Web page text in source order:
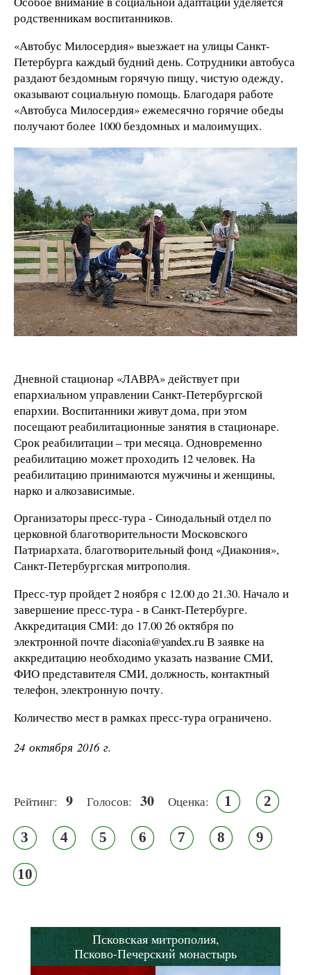
родственникам воспитанников.
«Автобус Милосердия» выезжает на улицы Санкт-
Петербурга каждый будний день. Сотрудники автобуса
раздают бездомным горячую пищу, чистую одежду,
оказывают социальную помощь. Благодаря работе
«Автобуса Милосердия» ежемесячно горячие обеды
получают более 1000 бездомных и малоимущих.
Дневной стационар «ЛАВРА» действует при
епархиальном управлении Санкт-Петербургской
епархии. Воспитанники живут дома, при этом
посещают реабилитационные занятия в стационаре.
Срок реабилитации – три месяца. Одновременно
реабилитацию может проходить 12 человек. На
реабилитацию принимаются мужчины и женщины,
нарко и алкозависимые.
Организаторы пресс-тура - Синодальный отдел по
церковной благотворительности Московского
Патриархата, благотворительный фонд «Диакония»,
Санкт-Петербургская митрополия.
Пресс-тур пройдет 2 ноября с 12.00 до 21.30. Начало и
завершение пресс-тура - в Санкт-Петербурге.
Аккредитация СМИ: до 17.00 26 октября по
электронной почте diaconia@yandex.ru В заявке на
аккредитацию необходимо указать название СМИ,
ФИО представителя СМИ, должность, контактный
телефон, электронную почту.
Количество мест в рамках пресс-тура ограничено.
24 октября 2016 г.
Рейтинг: 9 Голосов: 30 Оценка: 1 2
3 4 5 6 7 8 9
10
Псковская митрополия,
Псково-Печерский монастырь